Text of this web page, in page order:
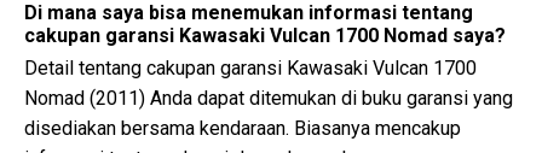
Di mana saya bisa menemukan informasi tentang
cakupan garansi Kawasaki Vulcan 1700 Nomad saya?
Detail tentang cakupan garansi Kawasaki Vulcan 1700
Nomad (2011) Anda dapat ditemukan di buku garansi yang
disediakan bersama kendaraan. Biasanya mencakup